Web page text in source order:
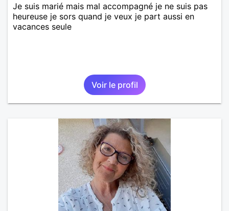
Je suis marié mais mal accompagné je ne suis pas
heureuse je sors quand je veux je part aussi en
vacances seule
Voir le profil